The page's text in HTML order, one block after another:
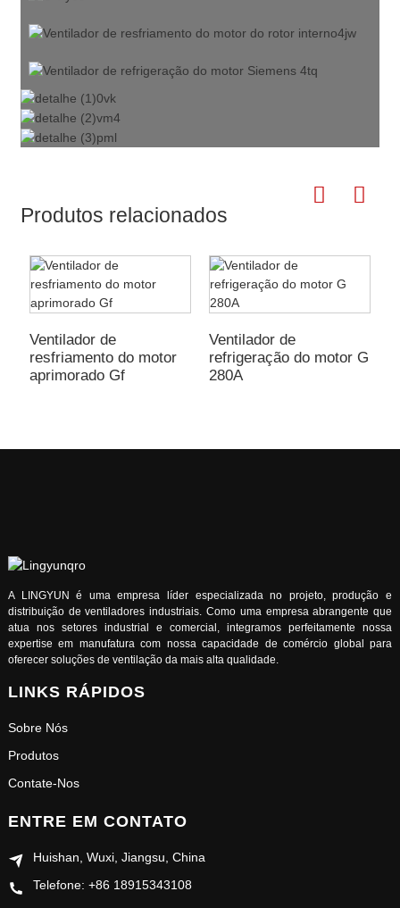
Produtos relacionados
Ventilador de
resfriamento do motor
aprimorado Gf
Ventilador de
refrigeração do motor G
280A
A LINGYUN é uma empresa líder especializada no projeto, produção e
distribuição de ventiladores industriais. Como uma empresa abrangente que
atua nos setores industrial e comercial, integramos perfeitamente nossa
expertise em manufatura com nossa capacidade de comércio global para
oferecer soluções de ventilação da mais alta qualidade.
LINKS RÁPIDOS
Sobre Nós
Produtos
Contate-Nos
ENTRE EM CONTATO
Huishan, Wuxi, Jiangsu, China
Telefone: +86 18915343108